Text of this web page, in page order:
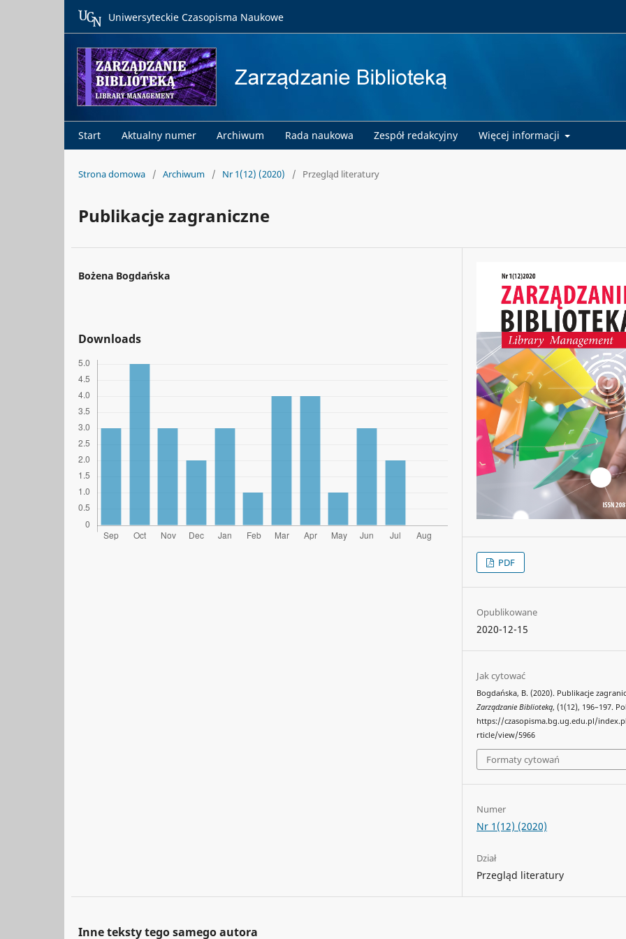
Start Aktualny numer Archiwum Rada naukowa Zespół redakcyjny Więcej informacji
Uniwersyteckie Czasopisma Naukowe
Strona domowa / Archiwum / Nr 1(12) (2020) / Przegląd literatury
Publikacje zagraniczne
Bożena Bogdańska
Downloads
PDF
Opublikowane
2020-12-15
Jak cytować
Bogdańska, B. (2020). Publikacje
Zarządzanie Biblioteką, (1(12), 196–197.
https://czasopisma.bg.ug.edu.pl/
rticle/view/5966
Formaty cytowań
Numer
Nr 1(12) (2020)
Dział
Przegląd literatury
Inne teksty tego samego autora